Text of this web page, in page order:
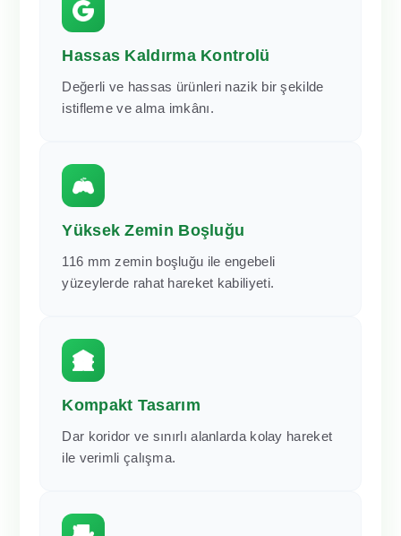
Hassas Kaldırma Kontrolü
Değerli ve hassas ürünleri nazik bir şekilde
istifleme ve alma imkânı.
Yüksek Zemin Boşluğu
116 mm zemin boşluğu ile engebeli
yüzeylerde rahat hareket kabiliyeti.
Kompakt Tasarım
Dar koridor ve sınırlı alanlarda kolay hareket
ile verimli çalışma.